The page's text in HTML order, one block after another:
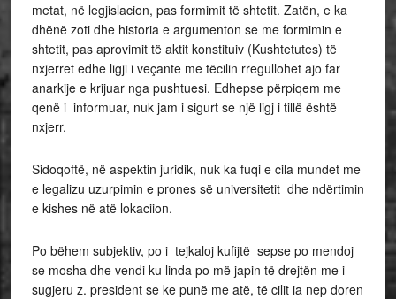
metat, në legjislacion, pas formimit të shtetit. Zatën, e ka
dhënë zoti dhe historia e argumenton se me formimin e
shtetit, pas aprovimit të aktit konstituiv (Kushtetutes) të
nxjerret edhe ligji i veçante me tëcilin rregullohet ajo far
anarkije e krijuar nga pushtuesi. Edhepse përpiqem me
qenë i informuar, nuk jam i sigurt se një ligj i tillë është
nxjerr.
Sidoqoftë, në aspektin juridik, nuk ka fuqi e cila mundet me
e legalizu uzurpimin e prones së universitetit dhe ndërtimin
e kishes në atë lokaciion.
Po bëhem subjektiv, po i tejkaloj kufijtë sepse po mendoj
se mosha dhe vendi ku linda po më japin të drejtën me i
sugjeru z. president se ke punë me atë, të cilit ia nep doren